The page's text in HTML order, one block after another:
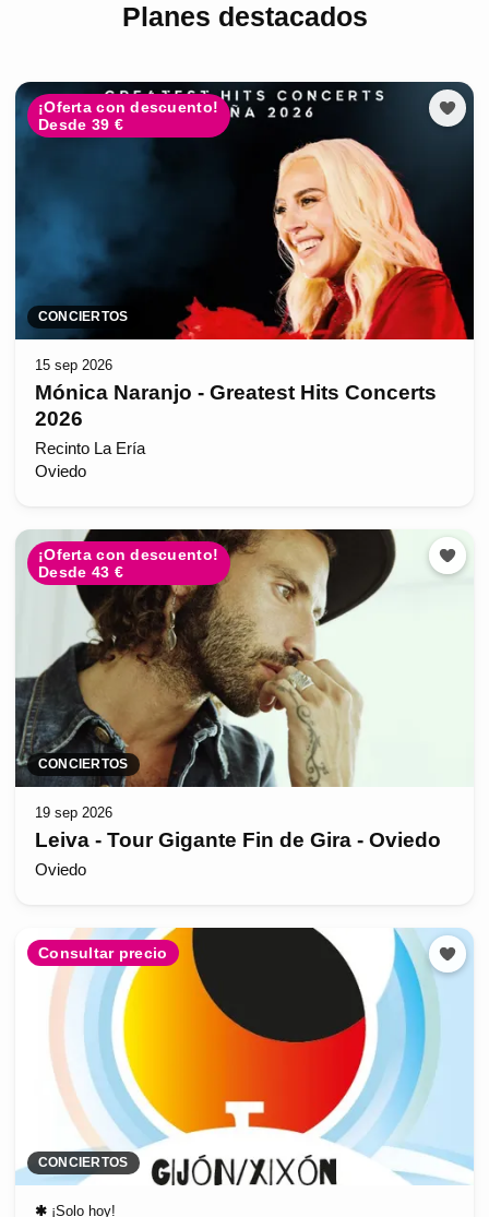
Planes destacados
¡Oferta con descuento!
Desde 39 €
CONCIERTOS
15 sep 2026
Mónica Naranjo - Greatest Hits Concerts
2026
Recinto La Ería
Oviedo
¡Oferta con descuento!
Desde 43 €
CONCIERTOS
19 sep 2026
Leiva - Tour Gigante Fin de Gira - Oviedo
Oviedo
Consultar precio
CONCIERTOS
✱ ¡Solo hoy!